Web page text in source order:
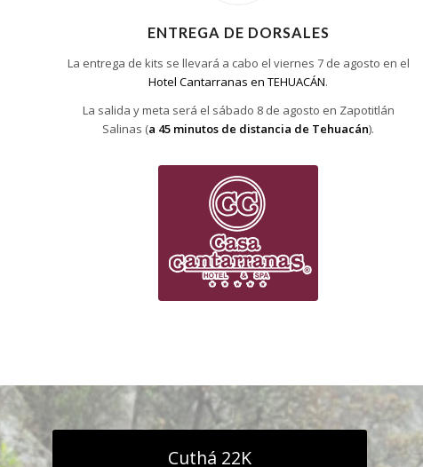
ENTREGA DE DORSALES
La entrega de kits se llevará a cabo el viernes 7 de agosto en el
Hotel Cantarranas en TEHUACÁN.
La salida y meta será el sábado 8 de agosto en Zapotitlán
Salinas (a 45 minutos de distancia de Tehuacán).
Cuthá 22K